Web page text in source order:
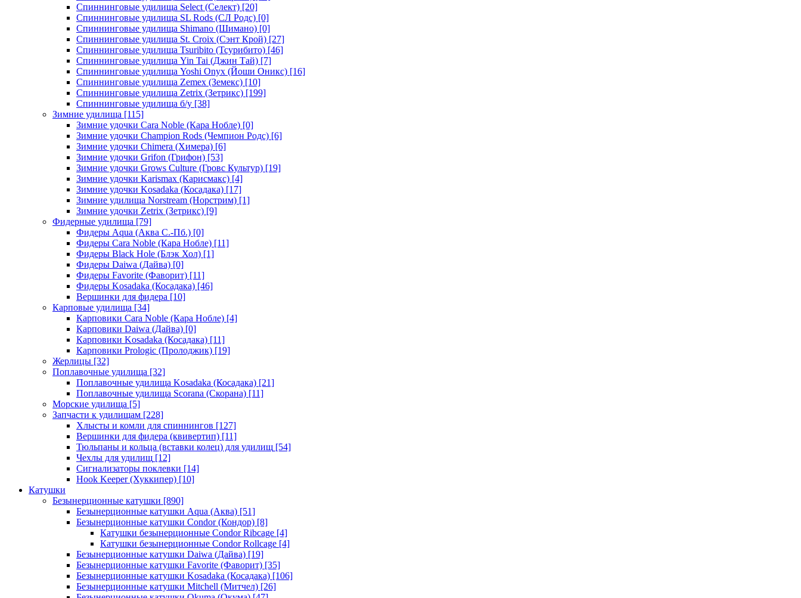
Спиннинговые удилища Select (Селект) [20]
Спиннинговые удилища SL Rods (СЛ Родс) [0]
Спиннинговые удилища Shimano (Шимано) [0]
Спиннинговые удилища St. Croix (Сэнт Крой) [27]
Спиннинговые удилища Tsuribito (Тсурибито) [46]
Спиннинговые удилища Yin Tai (Джин Тай) [7]
Спиннинговые удилища Yoshi Onyx (Йоши Оникс) [16]
Спиннинговые удилища Zemex (Земекс) [10]
Спиннинговые удилища Zetrix (Зетрикс) [199]
Спиннинговые удилища б/у [38]
Зимние удилища [115]
Зимние удочки Cara Noble (Кара Нобле) [0]
Зимние удочки Champion Rods (Чемпион Родс) [6]
Зимние удочки Chimera (Химера) [6]
Зимние удочки Grifon (Грифон) [53]
Зимние удочки Grows Culture (Гровс Культур) [19]
Зимние удочки Karismax (Карисмакс) [4]
Зимние удочки Kosadaka (Косадака) [17]
Зимние удилища Norstream (Норстрим) [1]
Зимние удочки Zetrix (Зетрикс) [9]
Фидерные удилища [79]
Фидеры Aqua (Аква С.-Пб.) [0]
Фидеры Cara Noble (Кара Нобле) [11]
Фидеры Black Hole (Блэк Хол) [1]
Фидеры Daiwa (Дайва) [0]
Фидеры Favorite (Фаворит) [11]
Фидеры Kosadaka (Косадака) [46]
Вершинки для фидера [10]
Карповые удилища [34]
Карповики Cara Noble (Кара Нобле) [4]
Карповики Daiwa (Дайва) [0]
Карповики Kosadaka (Косадака) [11]
Карповики Prologic (Пролоджик) [19]
Жерлицы [32]
Поплавочные удилища [32]
Поплавочные удилища Kosadaka (Косадака) [21]
Поплавочные удилища Scorana (Скорана) [11]
Морские удилища [5]
Запчасти к удилищам [228]
Хлысты и комли для спиннингов [127]
Вершинки для фидера (квивертип) [11]
Тюльпаны и кольца (вставки колец) для удилищ [54]
Чехлы для удилищ [12]
Сигнализаторы поклевки [14]
Hook Keeper (Хуккипер) [10]
Катушки
Безынерционные катушки [890]
Безынерционные катушки Aqua (Аква) [51]
Безынерционные катушки Condor (Кондор) [8]
Катушки безынерционные Condor Ribcage [4]
Катушки безынерционные Condor Rollcage [4]
Безынерционные катушки Daiwa (Дайва) [19]
Безынерционные катушки Favorite (Фаворит) [35]
Безынерционные катушки Kosadaka (Косадака) [106]
Безынерционные катушки Mitchell (Митчел) [26]